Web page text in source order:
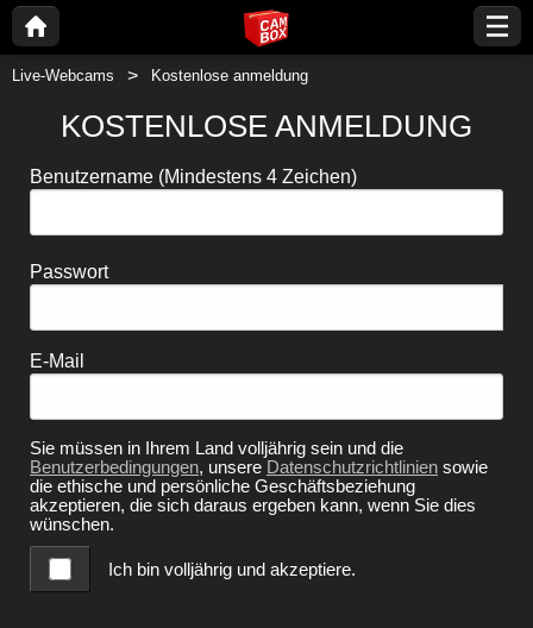
Live-Webcams Kostenlose anmeldung
KOSTENLOSE ANMELDUNG
Benutzername (Mindestens 4 Zeichen)
Passwort
E-Mail
Sie müssen in Ihrem Land volljährig sein und die
Benutzerbedingungen, unsere Datenschutzrichtlinien sowie
die ethische und persönliche Geschäftsbeziehung
akzeptieren, die sich daraus ergeben kann, wenn Sie dies
wünschen.
Ich bin volljährig und akzeptiere.